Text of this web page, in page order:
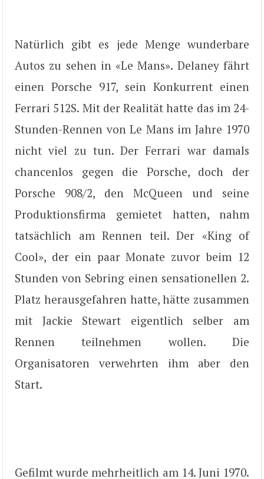
Natürlich gibt es jede Menge wunderbare
Autos zu sehen in «Le Mans». Delaney fährt
einen Porsche 917, sein Konkurrent einen
Ferrari 512S. Mit der Realität hatte das im 24-
Stunden-Rennen von Le Mans im Jahre 1970
nicht viel zu tun. Der Ferrari war damals
chancenlos gegen die Porsche, doch der
Porsche 908/2, den McQueen und seine
Produktionsfirma gemietet hatten, nahm
tatsächlich am Rennen teil. Der «King of
Cool», der ein paar Monate zuvor beim 12
Stunden von Sebring einen sensationellen 2.
Platz herausgefahren hatte, hätte zusammen
mit Jackie Stewart eigentlich selber am
Rennen teilnehmen wollen. Die
Organisatoren verwehrten ihm aber den
Start.
Gefilmt wurde mehrheitlich am 14. Juni 1970.